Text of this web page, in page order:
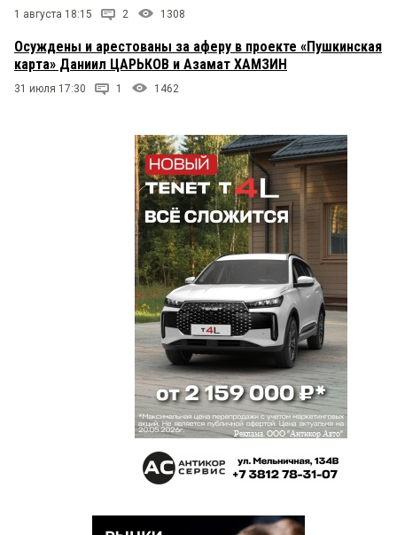
1 августа 18:15 2 1308
Осуждены и арестованы за аферу в проекте «Пушкинская
карта» Даниил ЦАРЬКОВ и Азамат ХАМЗИН
31 июля 17:30 1 1462